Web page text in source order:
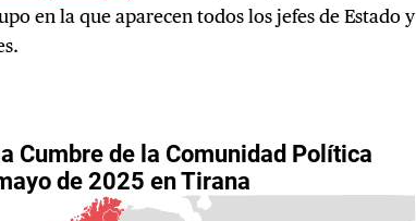
en la que aparecen todos los jefes de Estado y